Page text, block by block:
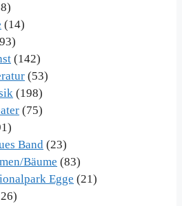
(14)
(142)
(53)
(198)
(75)
Band (23)
Bäume (83)
Egge (21)